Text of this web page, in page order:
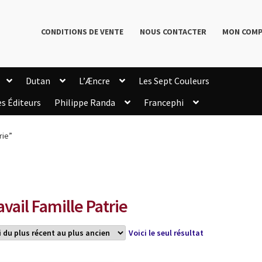
CONDITIONS DE VENTE NOUS CONTACTER MON
Dutan L’Æncre
Les Sept Couleurs
Éditeurs Philippe Randa
Francephi
Famille Patrie
Voici le seul résultat